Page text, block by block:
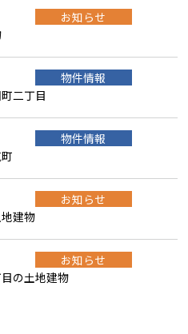
お知らせ
物件情報
二丁目
物件情報
町
お知らせ
建物
お知らせ
の土地建物